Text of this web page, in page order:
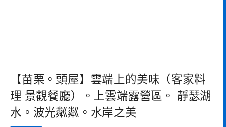
【苗栗。頭屋】雲端上的美味（客家料
理 景觀餐廳）。上雲端露營區。 靜瑟湖
水。波光粼粼。水岸之美